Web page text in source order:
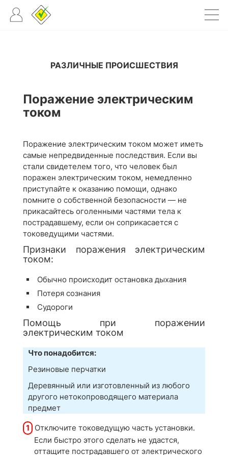
РАЗЛИЧНЫЕ ПРОИСШЕСТВИЯ
Поражение электрическим
током
Поражение электрическим током может иметь
самые непредвиденные последствия. Если вы
стали свидетелем того, что человек был
поражен электрическим током, немедленно
приступайте к оказанию помощи, однако
помните о собственной безопасности — не
прикасайтесь оголенными частями тела к
пострадавшему, если он соприкасается с
токоведущими частями.
Признаки поражения электрическим
током:
Обычно происходит остановка дыхания
Потеря сознания
Судороги
Помощь при поражении
электрическим током
Что понадобится:
Резиновые перчатки
Деревянный или изготовленный из любого
другого нетокопроводящего материала
предмет
1
Отключите токоведущую часть установки.
Если быстро этого сделать не удастся,
оттащите пострадавшего от электрического